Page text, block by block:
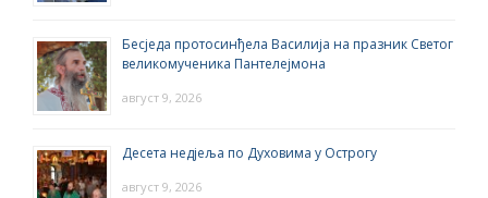
Бесједа протосинђела Василија на празник Светог
великомученика Пантелејмона
август 9, 2026
Десета недјеља по Духовима у Острогу
август 9, 2026